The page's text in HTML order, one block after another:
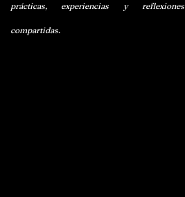
prácticas, experiencias y reflexiones
compartidas.